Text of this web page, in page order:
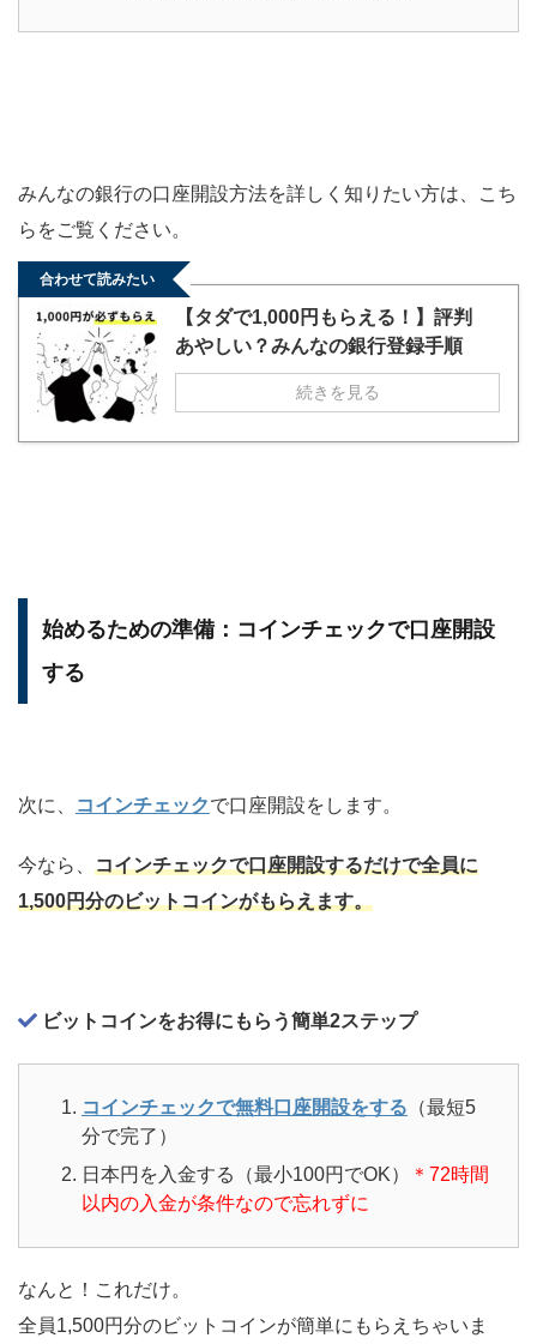
みんなの銀行の口座開設方法を詳しく知りたい方は、こち
らをご覧ください。
合わせて読みたい
【タダで1,000円もらえる！】評判
あやしい？みんなの銀行登録手順
続きを見る
始めるための準備：コインチェックで口座開設
する
次に、 コインチェックで口座開設をします。
今なら、 コインチェックで口座開設するだけで全員に
1,500円分のビットコインがもらえます。
ビットコインをお得にもらう簡単2ステップ
コインチェックで無料口座開設をする （最短5
分で完了）
日本円を入金する（最小100円でOK）
＊72時間
以内の入金が条件なので忘れずに
なんと！これだけ。
全員1,500円分のビットコインが簡単にもらえちゃいま